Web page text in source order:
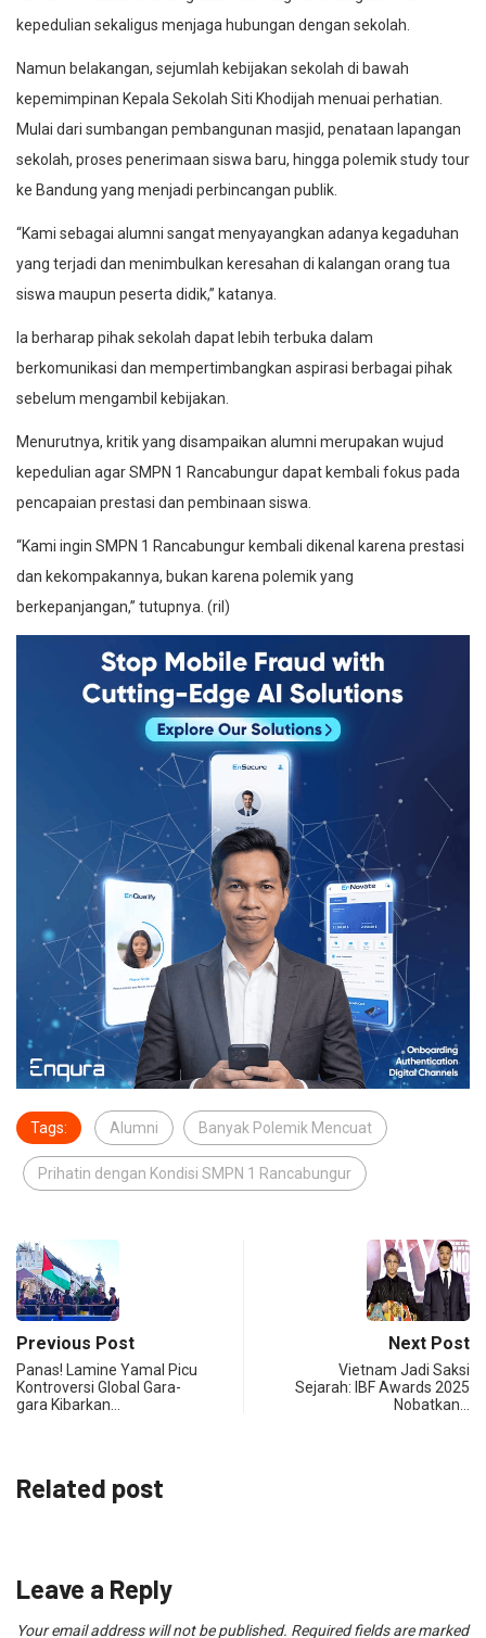
kepedulian sekaligus menjaga hubungan dengan sekolah.
Namun belakangan, sejumlah kebijakan sekolah di bawah
kepemimpinan Kepala Sekolah Siti Khodijah menuai perhatian.
Mulai dari sumbangan pembangunan masjid, penataan lapangan
sekolah, proses penerimaan siswa baru, hingga polemik study tour
ke Bandung yang menjadi perbincangan publik.
“Kami sebagai alumni sangat menyayangkan adanya kegaduhan
yang terjadi dan menimbulkan keresahan di kalangan orang tua
siswa maupun peserta didik,” katanya.
Ia berharap pihak sekolah dapat lebih terbuka dalam
berkomunikasi dan mempertimbangkan aspirasi berbagai pihak
sebelum mengambil kebijakan.
Menurutnya, kritik yang disampaikan alumni merupakan wujud
kepedulian agar SMPN 1 Rancabungur dapat kembali fokus pada
pencapaian prestasi dan pembinaan siswa.
“Kami ingin SMPN 1 Rancabungur kembali dikenal karena prestasi
dan kekompakannya, bukan karena polemik yang
berkepanjangan,” tutupnya. (ril)
Tags: Alumni Banyak Polemik Mencuat
Prihatin dengan Kondisi SMPN 1 Rancabungur
Previous Post
Panas! Lamine Yamal Picu
Kontroversi Global Gara-
gara Kibarkan…
Next Post
Vietnam Jadi Saksi
Sejarah: IBF Awards 2025
Nobatkan…
Related post
Leave a Reply
Your email address will not be published. Required fields are marked